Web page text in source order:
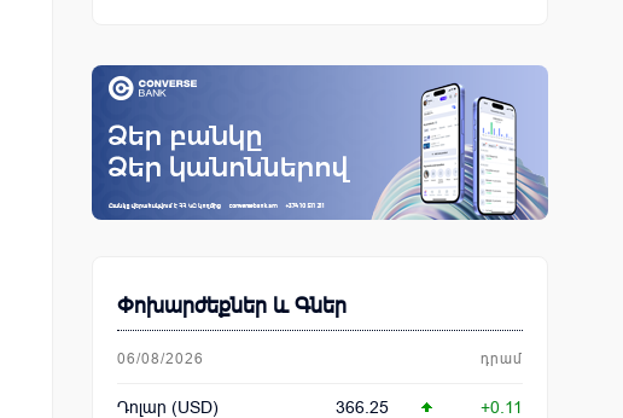
Փոխարժեքներ և Գներ
06/08/2026 դրամ
Դոլար (USD) 366.25 +0.11